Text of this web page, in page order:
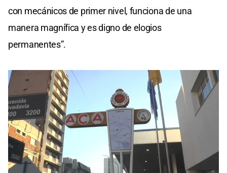
con mecánicos de primer nivel, funciona de una
manera magnífica y es digno de elogios
permanentes”.